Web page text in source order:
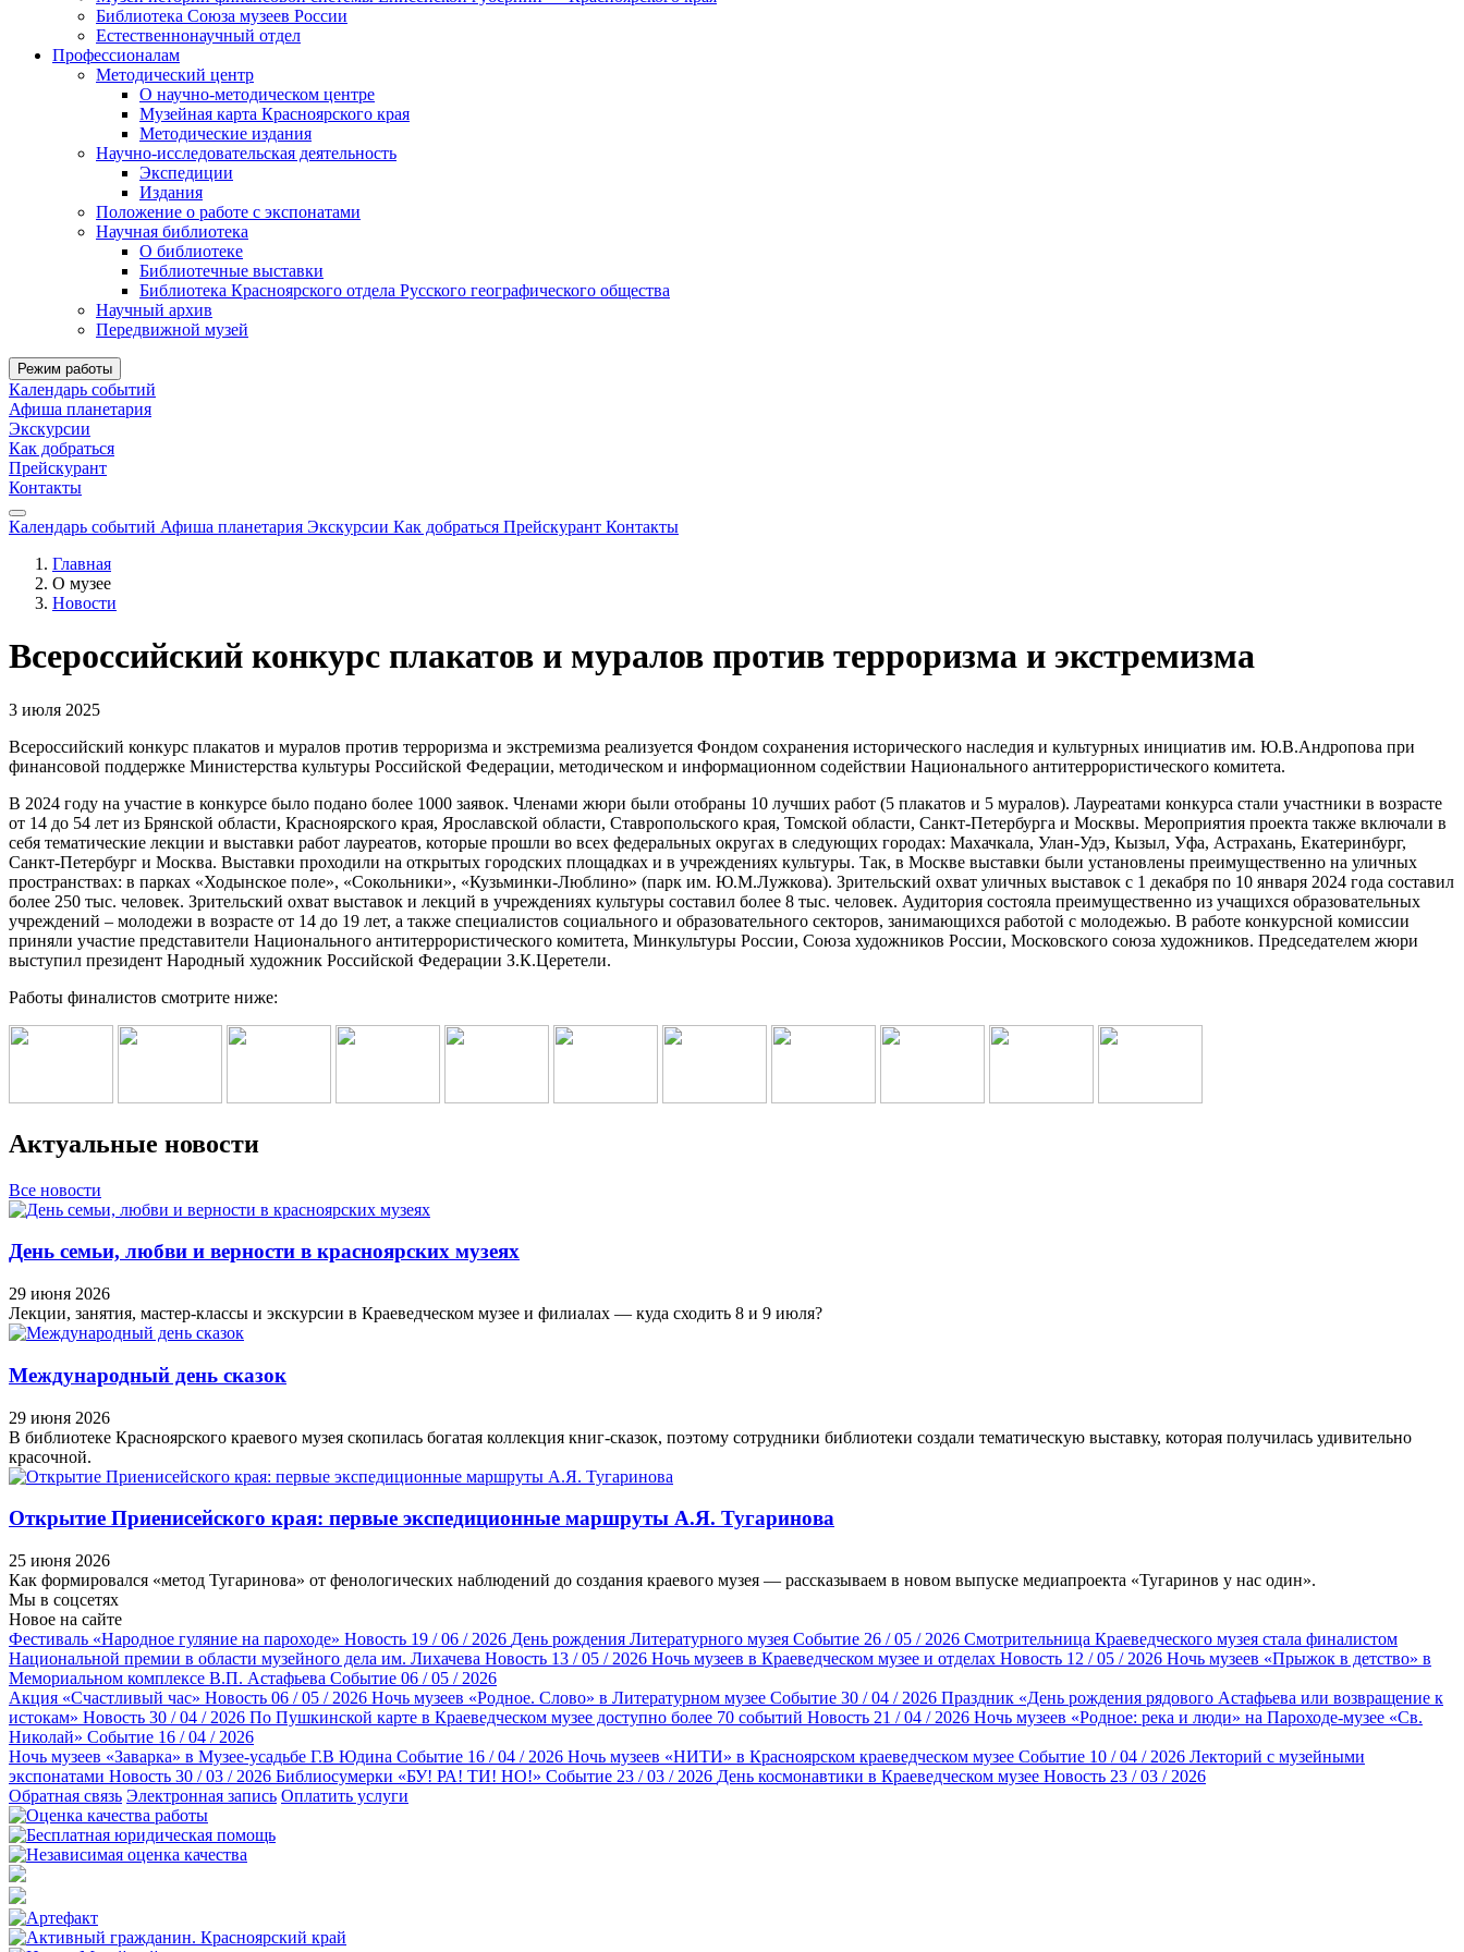
Библиотека Союза музеев России
Естественнонаучный отдел
Профессионалам
Методический центр
О научно-методическом центре
Музейная карта Красноярского края
Методические издания
Научно-исследовательская деятельность
Экспедиции
Издания
Положение о работе с экспонатами
Научная библиотека
О библиотеке
Библиотечные выставки
Библиотека Красноярского отдела Русского географического общества
Научный архив
Передвижной музей
Режим работы
Календарь событий
Афиша планетария
Экскурсии
Как добраться
Прейскурант
Контакты
Календарь событий Афиша планетария Экскурсии Как добраться Прейскурант Контакты
Главная
О музее
Новости
Всероссийский конкурс плакатов и муралов против терроризма и экстремизма
3 июля 2025
Всероссийский конкурс плакатов и муралов против терроризма и экстремизма реализуется Фондом сохранения исторического наследия и культурных инициатив им. Ю.В.Андропова при
финансовой поддержке Министерства культуры Российской Федерации, методическом и информационном содействии Национального антитеррористического комитета.
В 2024 году на участие в конкурсе было подано более 1000 заявок. Членами жюри были отобраны 10 лучших работ (5 плакатов и 5 муралов). Лауреатами конкурса стали участники в возрасте
от 14 до 54 лет из Брянской области, Красноярского края, Ярославской области, Ставропольского края, Томской области, Санкт-Петербурга и Москвы. Мероприятия проекта также включали в
себя тематические лекции и выставки работ лауреатов, которые прошли во всех федеральных округах в следующих городах: Махачкала, Улан-Удэ, Кызыл, Уфа, Астрахань, Екатеринбург,
Санкт-Петербург и Москва. Выставки проходили на открытых городских площадках и в учреждениях культуры. Так, в Москве выставки были установлены преимущественно на уличных
пространствах: в парках «Ходынское поле», «Сокольники», «Кузьминки-Люблино» (парк им. Ю.М.Лужкова). Зрительский охват уличных выставок с 1 декабря по 10 января 2024 года составил
более 250 тыс. человек. Зрительский охват выставок и лекций в учреждениях культуры составил более 8 тыс. человек. Аудитория состояла преимущественно из учащихся образовательных
учреждений – молодежи в возрасте от 14 до 19 лет, а также специалистов социального и образовательного секторов, занимающихся работой с молодежью. В работе конкурсной комиссии
приняли участие представители Национального антитеррористического комитета, Минкультуры России, Союза художников России, Московского союза художников. Председателем жюри
выступил президент Народный художник Российской Федерации З.К.Церетели.
Работы финалистов смотрите ниже:
Актуальные новости
Все новости
День семьи, любви и верности в красноярских музеях
29 июня 2026
Лекции, занятия, мастер-классы и экскурсии в Краеведческом музее и филиалах — куда сходить 8 и 9 июля?
Международный день сказок
29 июня 2026
В библиотеке Красноярского краевого музея скопилась богатая коллекция книг-сказок, поэтому сотрудники библиотеки создали тематическую выставку, которая получилась удивительно
красочной.
Открытие Приенисейского края: первые экспедиционные маршруты А.Я. Тугаринова
25 июня 2026
Как формировался «метод Тугаринова» от фенологических наблюдений до создания краевого музея — рассказываем в новом выпуске медиапроекта «Тугаринов у нас один».
Мы в соцсетях
Новое на сайте
Фестиваль «Народное гуляние на пароходе» Новость 19 / 06 / 2026 День рождения Литературного музея Событие 26 / 05 / 2026 Смотрительница Краеведческого музея стала финалистом
Национальной премии в области музейного дела им. Лихачева Новость 13 / 05 / 2026 Ночь музеев в Краеведческом музее и отделах Новость 12 / 05 / 2026 Ночь музеев «Прыжок в детство» в
Мемориальном комплексе В.П. Астафьева Событие 06 / 05 / 2026
Акция «Счастливый час» Новость 06 / 05 / 2026 Ночь музеев «Родное. Слово» в Литературном музее Событие 30 / 04 / 2026 Праздник «День рождения рядового Астафьева или возвращение к
истокам» Новость 30 / 04 / 2026 По Пушкинской карте в Краеведческом музее доступно более 70 событий Новость 21 / 04 / 2026 Ночь музеев «Родное: река и люди» на Пароходе-музее «Св.
Николай» Событие 16 / 04 / 2026
Ночь музеев «Заварка» в Музее-усадьбе Г.В Юдина Событие 16 / 04 / 2026 Ночь музеев «НИТИ» в Красноярском краеведческом музее Событие 10 / 04 / 2026 Лекторий с музейными
экспонатами Новость 30 / 03 / 2026 Библиосумерки «БУ! РА! ТИ! НО!» Событие 23 / 03 / 2026 День космонавтики в Краеведческом музее Новость 23 / 03 / 2026
Обратная связь Электронная запись Оплатить услуги